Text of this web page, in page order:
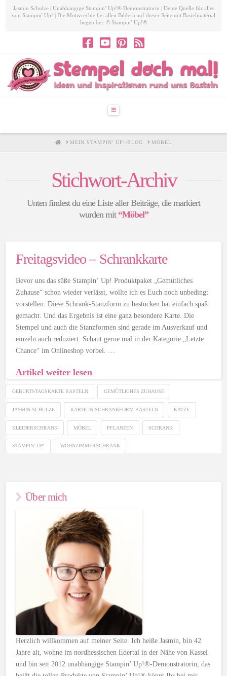
Jasmin Schulze | Unabhängige Stampin’ Up!®-Demonstratorin | Deine Quelle für alles
von Stampin' Up! | Die Motivrechte bei allen Bildern auf dieser Seite mit Bastelmaterial
liegen bei: © Stampin’ Up!®
Navigation
HOMEMEIN STAMPIN' UP!-BLOG MÖBEL
Stichwort-Archiv
Unten findest du eine Liste aller Beiträge, die markiert
wurden mit “Möbel”
Freitagsvideo – Schrankkarte
Bevor uns das süße Stampin‘ Up! Produktpaket „Gemütliches
Zuhause“ schon wieder verlässt, wollte ich es Euch noch unbedingt
vorstellen. Diese Schrank-Stanzform zu bestücken hat einfach spaß
gemacht. Und das Ergebnis ist eine ganz besondere Karte. Die
Stempel und auch die Stanzformen sind gerade im Ausverkauf und
einzeln auch reduziert. Schaut gerne mal in der Kategorie „Letzte
Chance“ im Onlineshop vorbei. …
Artikel weiter lesen
GEBURTSTAGSKARTE BASTELN GEMÜTLICHES ZUHAUSE
JASMIN SCHULZE KARTE IN SCHRANKFORM BASTELN KATZE
KLEIDERSCHRANK MÖBEL PFLANZEN SCHRANK
STAMPIN' UP! WOHNZIMMERSCHRANK
Über mich
Herzlich willkommen auf meiner Seite. Ich heiße Jasmin, bin 42
Jahre alt, wohne im nordhessischen Edertal in der Nähe von Kassel
und bin seit 2012 unabhängige Stampin’ Up!®-Demonstratorin, das